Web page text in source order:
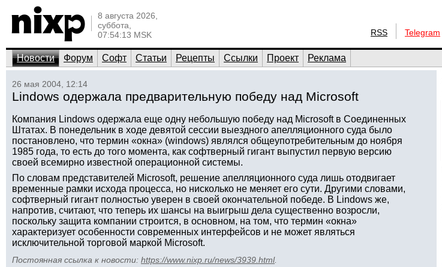
8 августа 2026,
суббота,
07:54:13 MSK
RSS Telegram
Новости Форум Софт Статьи Рецепты Ссылки Проект Реклама
26 мая 2004, 12:14
Lindows одержала предварительную победу над Microsoft
Компания Lindows одержала еще одну небольшую победу над Microsoft в Соединенных
Штатах. В понедельник в ходе девятой сессии выездного апелляционного суда было
постановлено, что термин «окна» (windows) являлся общеупотребительным до ноября
1985 года, то есть до того момента, как софтверный гигант выпустил первую версию
своей всемирно известной операционной системы.
По словам представителей Microsoft, решение апелляционного суда лишь отодвигает
временные рамки исхода процесса, но нисколько не меняет его сути. Другими словами,
софтверный гигант полностью уверен в своей окончательной победе. В Lindows же,
напротив, считают, что теперь их шансы на выигрыш дела существенно возросли,
поскольку защита компании строится, в основном, на том, что термин «окна»
характеризует особенности современных интерфейсов и не может являться
исключительной торговой маркой Microsoft.
Постоянная ссылка к новости: https://www.nixp.ru/news/3939.html.